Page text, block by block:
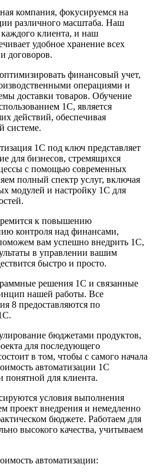
компания, фокусируемся на
различного масштаба. Наш
клиента, и наш
удобное хранение всех
договоров.
финансовый учет,
операциями и
доставки товаров. Обучение
1С, является
действий, обеспечивая
системе.
1С под ключ представляет
для бизнесов, стремящихся
с помощью современных
полный спектр услуг, включая
модулей и настройку 1С для
к повышению
контроля над финансами,
вам успешно внедрить 1С,
в управлении вашим
быстро и просто.
решения 1С и связанные
нашей работы. Все
8 предоставляются по
бюджетами продуктов,
для последующего
в том, чтобы с самого начала
автоматизации 1С
понятной для клиента.
условия выполнения
проект внедрения и немедленно
бюджете. Работаем для
высокого качества, учитываем
автоматизации: